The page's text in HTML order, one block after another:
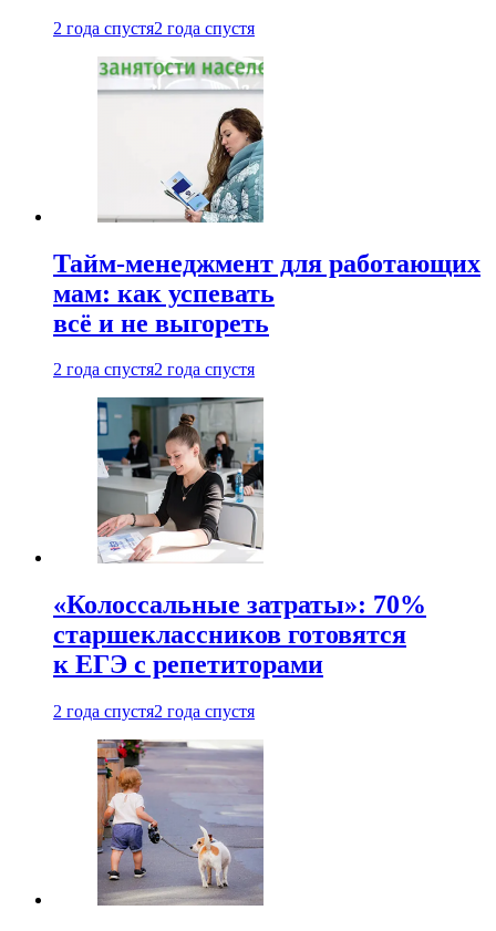
2 года спустя2 года спустя
Тайм-менеджмент для работающих
мам: как успевать
всё и не выгореть
2 года спустя2 года спустя
«Колоссальные затраты»: 70%
старшеклассников готовятся
к ЕГЭ с репетиторами
2 года спустя2 года спустя